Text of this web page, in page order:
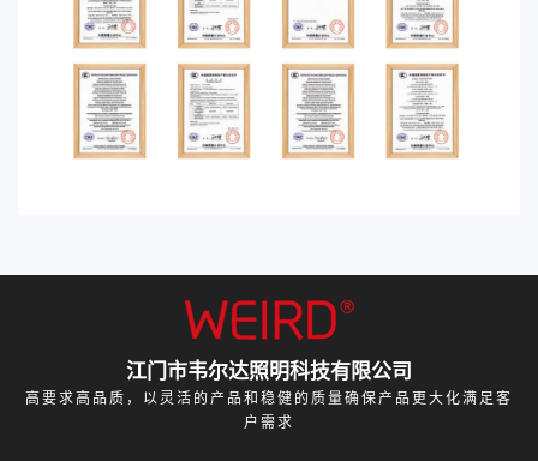
江门市韦尔达照明科技有限公司
高要求高品质，以灵活的产品和稳健的质量确保产品更大化满足客
户需求